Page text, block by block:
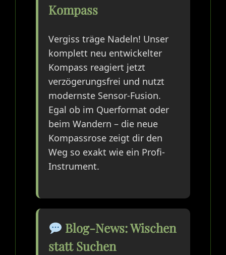
Kompass
Vergiss träge Nadeln! Unser
komplett neu entwickelter
Kompass reagiert jetzt
verzögerungsfrei und nutzt
modernste Sensor-Fusion.
Egal ob im Querformat oder
beim Wandern – die neue
Kompassrose zeigt dir den
Weg so exakt wie ein Profi-
Instrument.
Blog-News: Wischen
statt Suchen